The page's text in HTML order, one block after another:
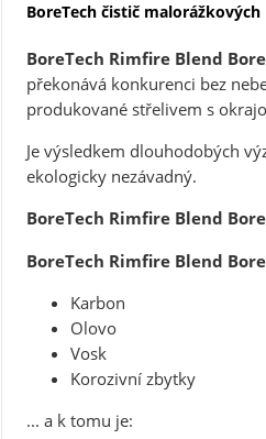
BoreTech čistič malorážkových
BoreTech Rimfire Blend
překonává konkurenci bez
produkované střelivem s
Je výsledkem dlouhodobých
ekologicky nezávadný.
BoreTech Rimfire Blend
BoreTech Rimfire Blend
Karbon
Olovo
Vosk
Korozivní zbytky
... a k tomu je: